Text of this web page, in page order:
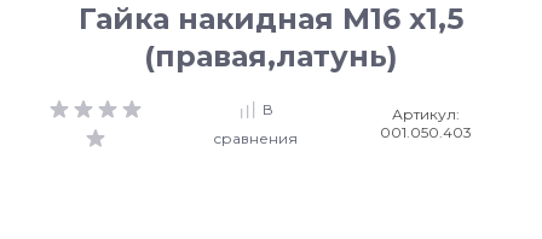
Гайка накидная М16 х1,5
(правая,латунь)
В
сравнения
Артикул:
001.050.403